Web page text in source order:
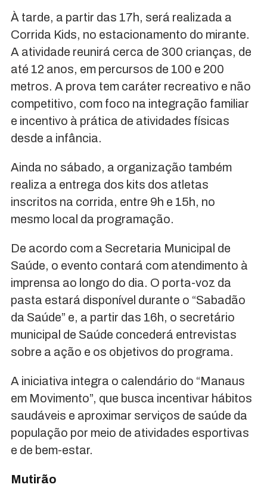
À tarde, a partir das 17h, será realizada a
Corrida Kids, no estacionamento do mirante.
A atividade reunirá cerca de 300 crianças, de
até 12 anos, em percursos de 100 e 200
metros. A prova tem caráter recreativo e não
competitivo, com foco na integração familiar
e incentivo à prática de atividades físicas
desde a infância.
Ainda no sábado, a organização também
realiza a entrega dos kits dos atletas
inscritos na corrida, entre 9h e 15h, no
mesmo local da programação.
De acordo com a Secretaria Municipal de
Saúde, o evento contará com atendimento à
imprensa ao longo do dia. O porta-voz da
pasta estará disponível durante o “Sabadão
da Saúde” e, a partir das 16h, o secretário
municipal de Saúde concederá entrevistas
sobre a ação e os objetivos do programa.
A iniciativa integra o calendário do “Manaus
em Movimento”, que busca incentivar hábitos
saudáveis e aproximar serviços de saúde da
população por meio de atividades esportivas
e de bem-estar.
Mutirão